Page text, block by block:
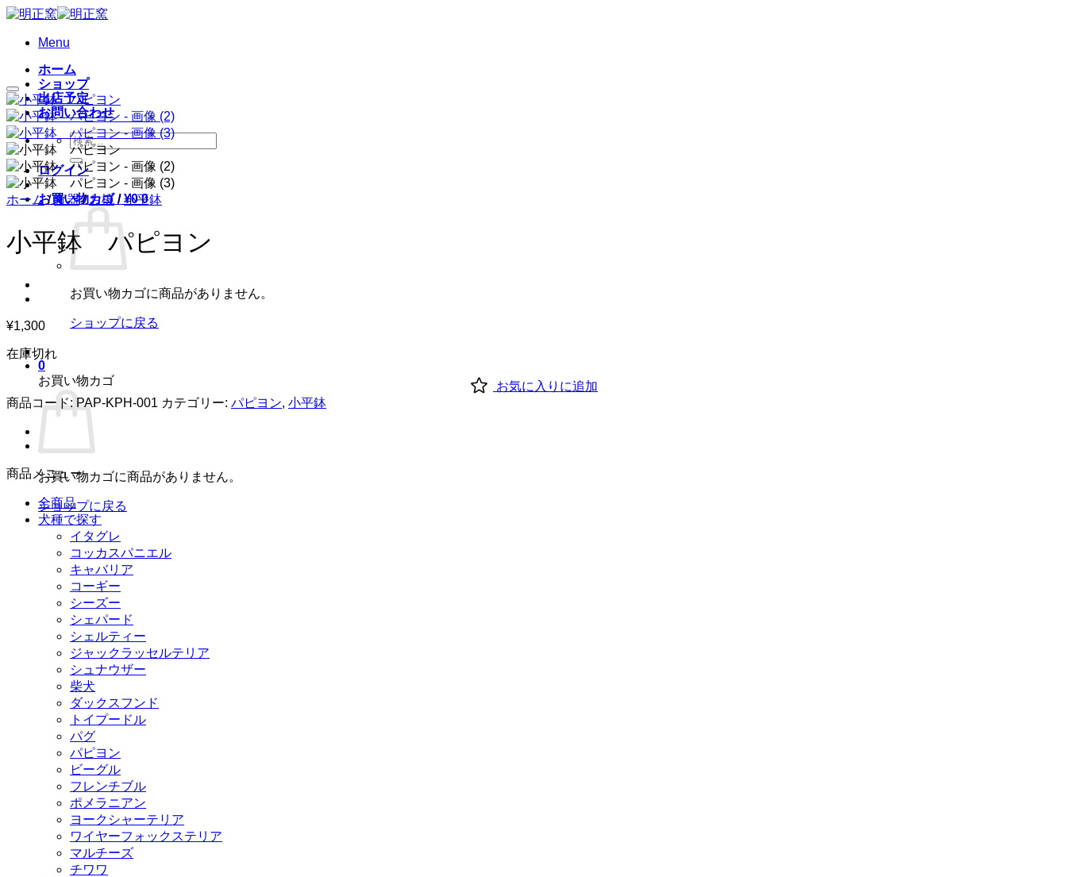
Skip
contentMenu
ホーム
ショップ
出店予定
お問い合わせ
検
索
対
象:
ログイン
お買い物カゴ /¥0 0
お買い物カゴに商品がありません。
ショップに戻る
0
お買い物カゴ
お買い物カゴに商品がありません。
ショップに戻る
ホーム / 食器 / お椀 / 小平鉢
小平鉢 パピヨン
¥1,300
在庫切れ
お気に入りに追加
商品コード: PAP-KPH-001 カテゴリー: パピヨン, 小平鉢
商品メニュー
全商品
犬種で探す
イタグレ
コッカスパニエル
キャバリア
コーギー
シーズー
シェパード
シェルティー
ジャックラッセルテリア
シュナウザー
柴犬
ダックスフンド
トイプードル
パグ
パピヨン
ビーグル
フレンチブル
ポメラニアン
ヨークシャーテリア
ワイヤーフォックステリア
マルチーズ
チワワ